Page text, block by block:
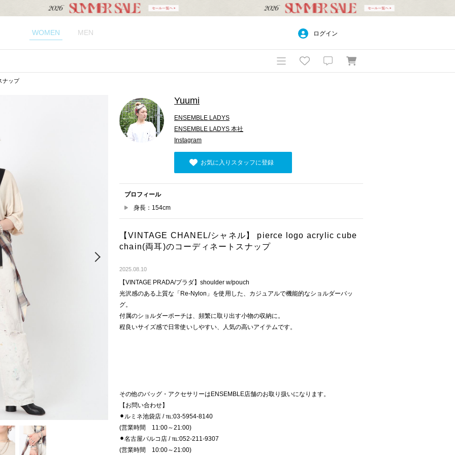
WOMEN MEN ログイン
ナップ
Yuumi
ENSEMBLE LADYS
ENSEMBLE LADYS 本社
Instagram
お気に入りスタッフに登録
プロフィール
身長：154cm
【VINTAGE CHANEL/シャネル】 pierce logo acrylic cube
chain(両耳)のコーディネートスナップ
2025.08.10
【VINTAGE PRADA/プラダ】shoulder w/pouch
光沢感のある上質な「Re-Nylon」を使用した、カジュアルで機能的なショルダーバッ
グ。
付属のショルダーポーチは、頻繁に取り出す小物の収納に。
程良いサイズ感で日常使いしやすい、人気の高いアイテムです。
その他のバッグ・アクセサリーはENSEMBLE店舗のお取り扱いになります。
【お問い合わせ】
⚫︎ルミネ池袋店 / ℡:03-5954-8140
(営業時間 11:00～21:00)
⚫︎名古屋パルコ店 / ℡:052-211-9307
(営業時間 10:00～21:00)